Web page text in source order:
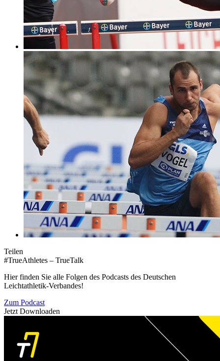
Teilen
#TrueAthletes – TrueTalk
Hier finden Sie alle Folgen des Podcasts des Deutschen
Leichtathletik-Verbandes!
Zum Podcast
Jetzt Downloaden